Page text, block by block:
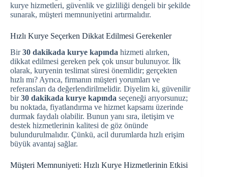
kurye hizmetleri, güvenlik ve gizliliği dengeli bir şekilde
sunarak, müşteri memnuniyetini artırmalıdır.
Hızlı Kurye Seçerken Dikkat Edilmesi Gerekenler
Bir30 dakikada kurye kapında hizmeti alırken,
dikkat edilmesi gereken pek çok unsur bulunuyor. İlk
olarak, kuryenin teslimat süresi önemlidir; gerçekten
hızlı mı? Ayrıca, firmanın müşteri yorumları ve
referansları da değerlendirilmelidir. Diyelim ki, güvenilir
bir30 dakikada kurye kapında seçeneği arıyorsunuz;
bu noktada, fiyatlandırma ve hizmet kapsamı üzerinde
durmak faydalı olabilir. Bunun yanı sıra, iletişim ve
destek hizmetlerinin kalitesi de göz önünde
bulundurulmalıdır. Çünkü, acil durumlarda hızlı erişim
büyük avantaj sağlar.
Müşteri Memnuniyeti: Hızlı Kurye Hizmetlerinin Etkisi